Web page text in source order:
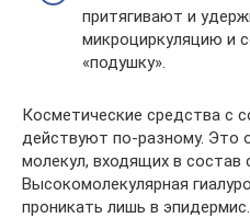
притягивают и
микроциркуляцию и
«подушку».
Косметические средства с
действуют по-разному. Это
молекул, входящих в состав
Высокомолекулярная
проникать лишь в